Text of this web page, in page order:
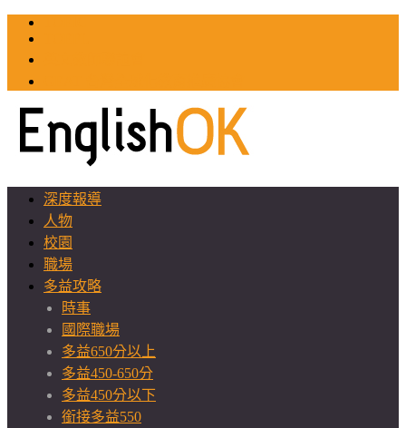
深度報導
人物
校園
職場
多益攻略
時事
國際職場
多益650分以上
多益450-650分
多益450分以下
銜接多益550